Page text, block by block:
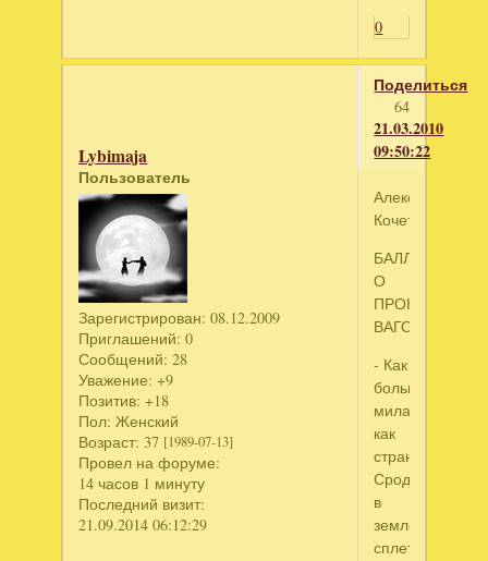
0
Поделиться
64
21.03.2010
09:50:22
Lybimaja
Пользователь
Зарегистрирован: 08.12.2009
Приглашений: 0
Сообщений: 28
Уважение: +9
Позитив: +18
Пол: Женский
Возраст: 37 [1989-07-13]
Провел на форуме:
14 часов 1 минуту
Последний визит:
21.09.2014 06:12:29
Александр
Кочетков
БАЛЛАДА
О
ВАГОНЕ
- Как
больно,
милая,
как
странно,
Сроднясь
в
земле,
сплетясь